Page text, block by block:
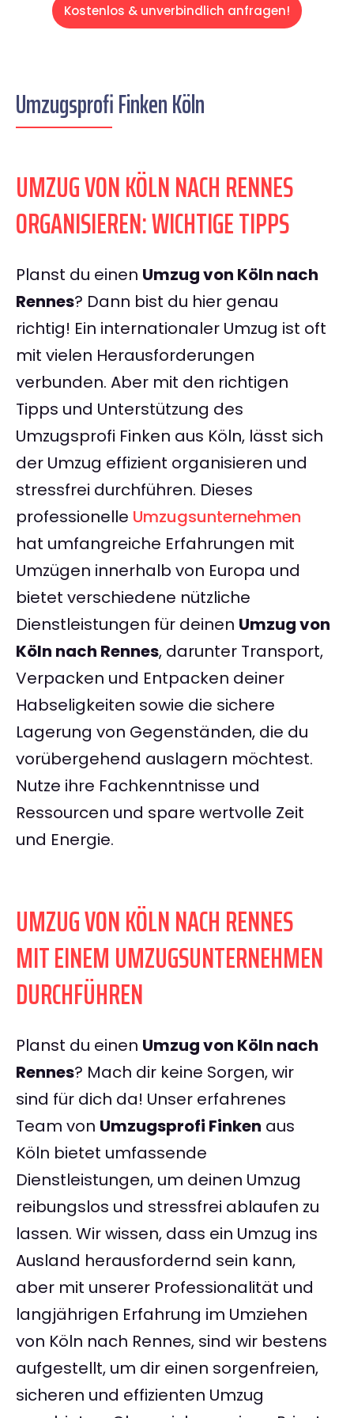
Kostenlos & unverbindlich anfragen!
Umzugsprofi Finken Köln
UMZUG VON KÖLN NACH RENNES
ORGANISIEREN: WICHTIGE TIPPS
Planst du einen Umzug von Köln nach
Rennes? Dann bist du hier genau
richtig! Ein internationaler Umzug ist oft
mit vielen Herausforderungen
verbunden. Aber mit den richtigen
Tipps und Unterstützung des
Umzugsprofi Finken aus Köln, lässt sich
der Umzug effizient organisieren und
stressfrei durchführen. Dieses
professionelle Umzugsunternehmen
hat umfangreiche Erfahrungen mit
Umzügen innerhalb von Europa und
bietet verschiedene nützliche
Dienstleistungen für deinen Umzug von
Köln nach Rennes, darunter Transport,
Verpacken und Entpacken deiner
Habseligkeiten sowie die sichere
Lagerung von Gegenständen, die du
vorübergehend auslagern möchtest.
Nutze ihre Fachkenntnisse und
Ressourcen und spare wertvolle Zeit
und Energie.
UMZUG VON KÖLN NACH RENNES
MIT EINEM UMZUGSUNTERNEHMEN
DURCHFÜHREN
Planst du einen Umzug von Köln nach
Rennes? Mach dir keine Sorgen, wir
sind für dich da! Unser erfahrenes
Team von Umzugsprofi Finken aus
Köln bietet umfassende
Dienstleistungen, um deinen Umzug
reibungslos und stressfrei ablaufen zu
lassen. Wir wissen, dass ein Umzug ins
Ausland herausfordernd sein kann,
aber mit unserer Professionalität und
langjährigen Erfahrung im Umziehen
von Köln nach Rennes, sind wir bestens
aufgestellt, um dir einen sorgenfreien,
sicheren und effizienten Umzug